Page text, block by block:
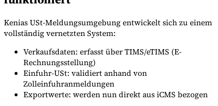
Kenias USt-Meldungsumgebung entwickelt sich zu einem
vollständig vernetzten System:
Verkaufsdaten: erfasst über TIMS/eTIMS (E-
Rechnungsstellung)
Einfuhr-USt: validiert anhand von
Zolleinfuhranmeldungen
Exportwerte: werden nun direkt aus iCMS bezogen